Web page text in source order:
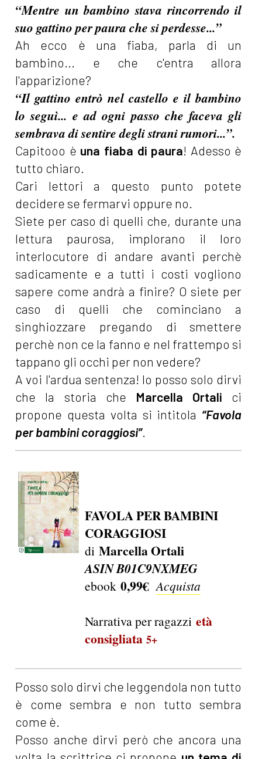
“Mentre un bambino stava rincorrendo il
suo gattino per paura che si perdesse...”
Ah ecco è una fiaba, parla di un
bambino... e che c'entra allora
l'apparizione?
“Il gattino entrò nel castello e il bambino
lo seguì... e ad ogni passo che faceva gli
sembrava di sentire degli strani rumori...”.
Capitooo è una fiaba di paura! Adesso è
tutto chiaro.
Cari lettori a questo punto potete
decidere se fermarvi oppure no.
Siete per caso di quelli che, durante una
lettura paurosa, implorano il loro
interlocutore di andare avanti perchè
sadicamente e a tutti i costi vogliono
sapere come andrà a finire? O siete per
caso di quelli che cominciano a
singhiozzare pregando di smettere
perchè non ce la fanno e nel frattempo si
tappano gli occhi per non vedere?
A voi l'ardua sentenza! Io posso solo dirvi
che la storia che Marcella Ortali ci
propone questa volta si intitola “Favola
per bambini coraggiosi”.
FAVOLA PER BAMBINI
CORAGGIOSI
diMarcella Ortali
ASIN B01C9NXMEG
ebook 0,99€Acquista
Narrativa per ragazzietà
consigliata 5+
Posso solo dirvi che leggendola non tutto
è come sembra e non tutto sembra
come è.
Posso anche dirvi però che ancora una